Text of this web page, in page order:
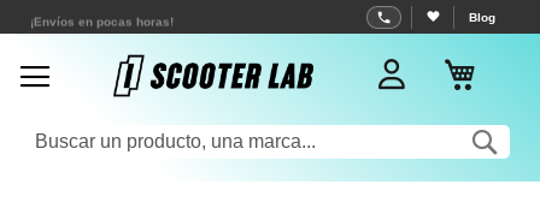
contenido
¡Envíos en pocas horas! Blog